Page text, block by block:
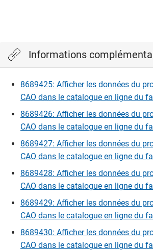
Informations
8689425: Afficher les données du
CAO dans le catalogue en ligne du
8689426: Afficher les données du
CAO dans le catalogue en ligne du
8689427: Afficher les données du
CAO dans le catalogue en ligne du
8689428: Afficher les données du
CAO dans le catalogue en ligne du
8689429: Afficher les données du
CAO dans le catalogue en ligne du
8689430: Afficher les données du
CAO dans le catalogue en ligne du